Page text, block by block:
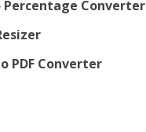
Percentage Converter
PDF Converter